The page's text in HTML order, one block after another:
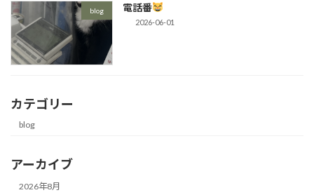
blog 電話番
2026-06-01
カテゴリー
blog
アーカイブ
2026年8月